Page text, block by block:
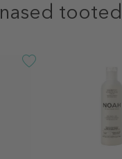
tooted